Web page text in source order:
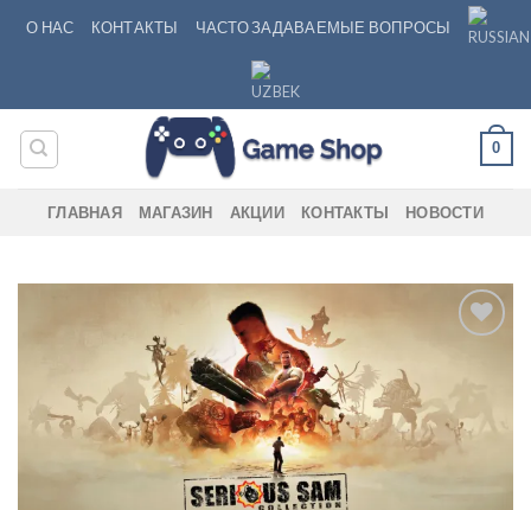
О НАС КОНТАКТЫ ЧАСТО ЗАДАВАЕМЫЕ ВОПРОСЫ
0
ГЛАВНАЯ МАГАЗИН АКЦИИ КОНТАКТЫ НОВОСТИ